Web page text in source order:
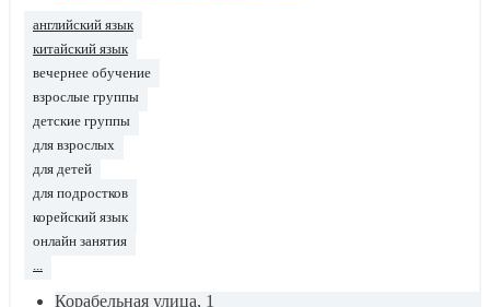
английский язык
китайский язык
вечернее обучение
взрослые группы
детские группы
для взрослых
для детей
для подростков
корейский язык
онлайн занятия
Корабельная улица, 1